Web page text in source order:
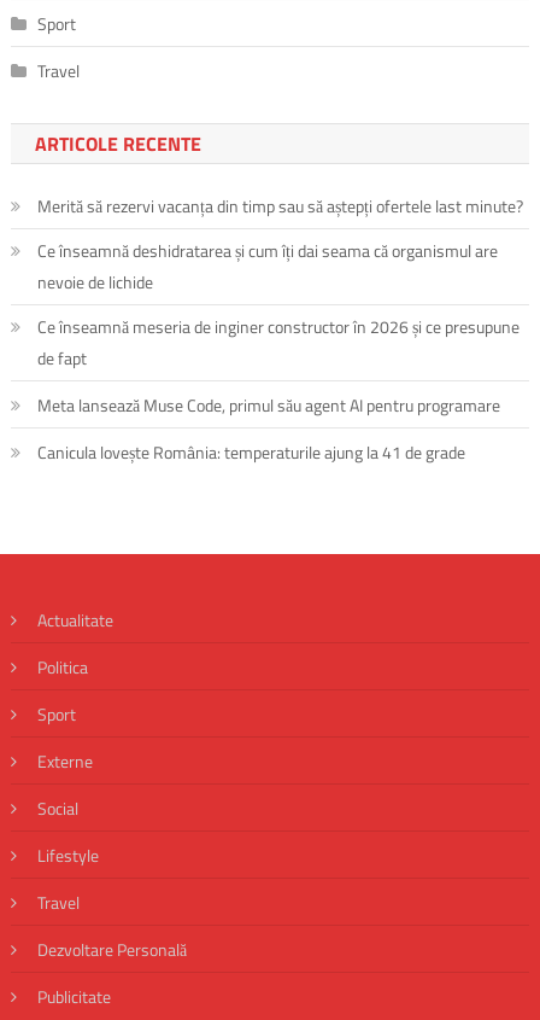
Sport
Travel
ARTICOLE RECENTE
Merită să rezervi vacanța din timp sau să aștepți ofertele last minute?
Ce înseamnă deshidratarea și cum îți dai seama că organismul are
nevoie de lichide
Ce înseamnă meseria de inginer constructor în 2026 și ce presupune
de fapt
Meta lansează Muse Code, primul său agent AI pentru programare
Canicula lovește România: temperaturile ajung la 41 de grade
Actualitate
Politica
Sport
Externe
Social
Lifestyle
Travel
Dezvoltare Personală
Publicitate